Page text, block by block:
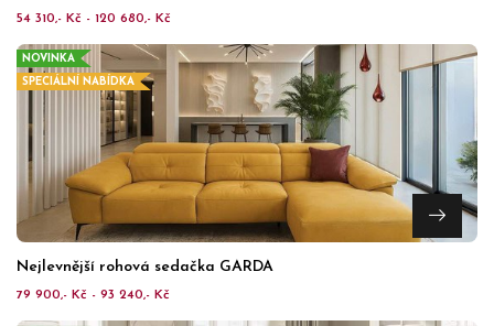
54 310,- Kč - 120 680,- Kč
NOVINKA
SPECIÁLNÍ NABÍDKA
Nejlevnější rohová sedačka GARDA
79 900,- Kč - 93 240,- Kč